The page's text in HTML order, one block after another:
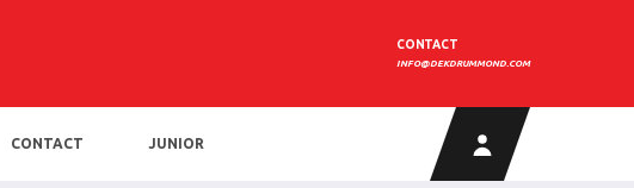
CONTACT
INFO@DEKDRUMMOND.COM
CONTACT JUNIOR